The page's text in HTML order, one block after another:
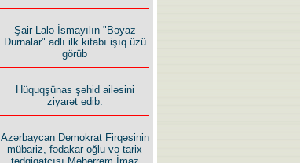
Rusiyanın süqutunu qaçılmaz
edən beş şərt
Şair Lalə İsmayılın "Bəyaz
Durnalar" adlı ilk kitabı işıq üzü
görüb
Hüquqşünas şəhid ailəsini
ziyarət edib.
Azərbaycan Demokrat Firqəsinin
mübariz, fədakar oğlu və tarix